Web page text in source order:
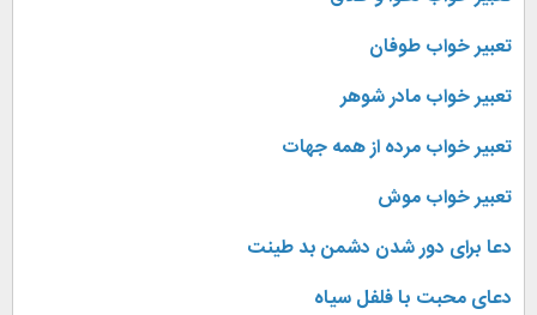
تعبیر خواب طوفان
تعبیر خواب مادر شوهر
تعبیر خواب مرده از همه جهات
تعبیر خواب موش
دعا برای دور شدن دشمن بد طینت
دعای محبت با فلفل سیاه